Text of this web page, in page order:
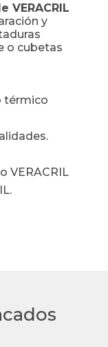
VERACRIL
y
o cubetas
térmico
VERACRIL